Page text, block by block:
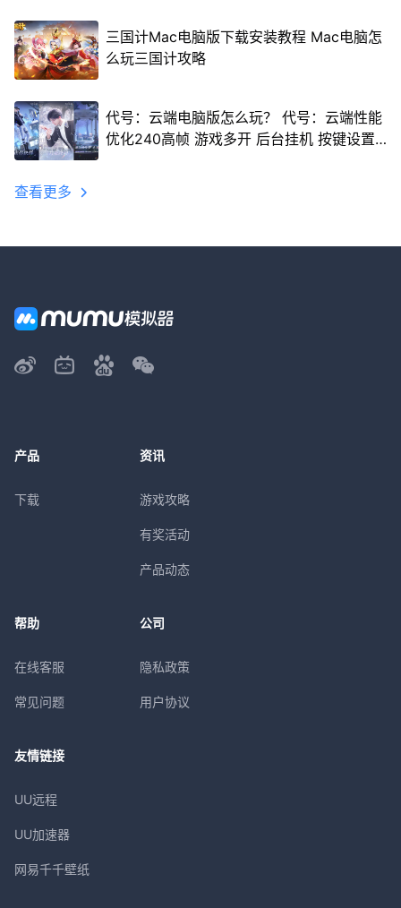
三国计Mac电脑版下载安装教程 Mac电脑怎
么玩三国计攻略
代号：云端电脑版怎么玩？ 代号：云端性能
优化240高帧 游戏多开 后台挂机 按键设置
查看更多
产品
下载
资讯
游戏攻略
有奖活动
产品动态
帮助
在线客服
常见问题
公司
隐私政策
用户协议
友情链接
UU远程
UU加速器
网易千千壁纸